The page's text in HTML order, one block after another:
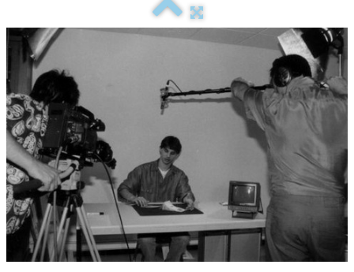
Presse
Contact